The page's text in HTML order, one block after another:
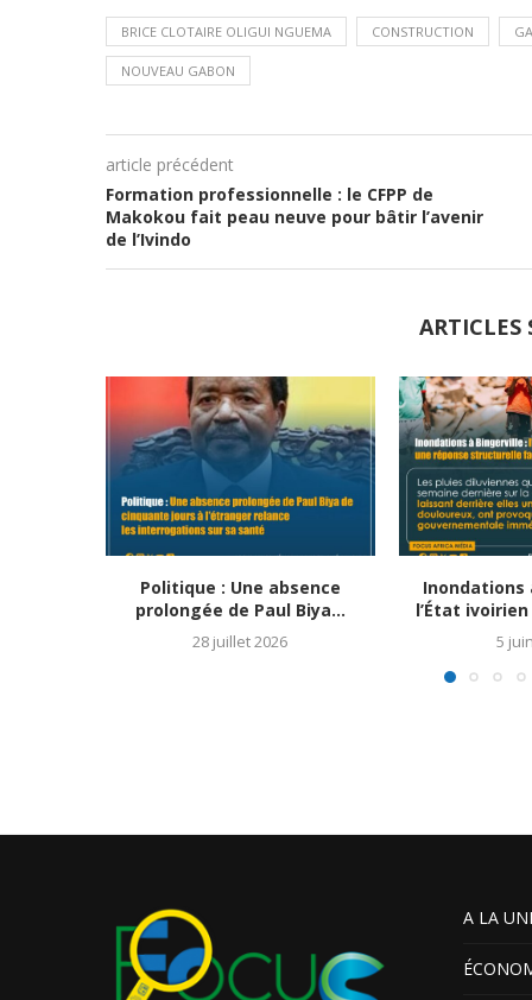
BRICE CLOTAIRE OLIGUI NGUEMA CONSTRUCTION
NOUVEAU GABON
article précédent
Formation professionnelle : le CFPP de
Makokou fait peau neuve pour bâtir l’avenir
de l’Ivindo
ARTICLES
Politique : Une absence
prolongée de Paul Biya...
28 juillet 2026
Inondations
l’État
5
A LA